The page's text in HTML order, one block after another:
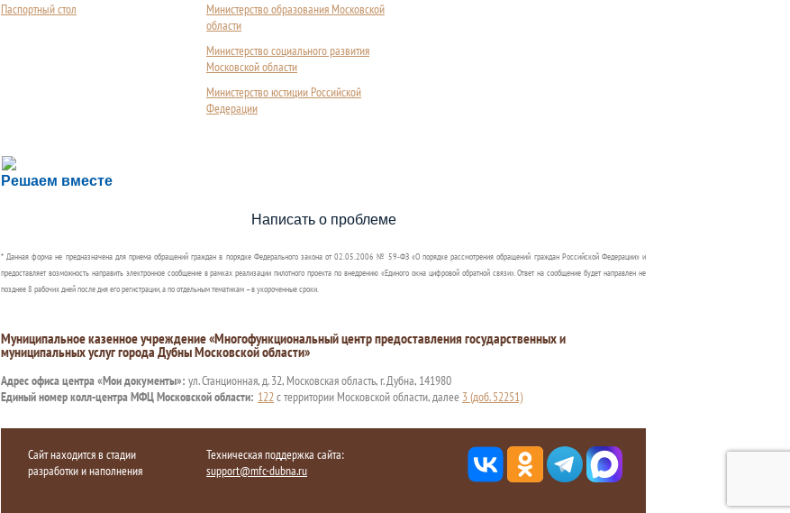
Паспортный стол
Министерство образования Московской
области
Министерство социального развития
Московской области
Министерство юстиции Российской
Федерации
Решаем вместе
Сложности с получением социальной выплаты или пособия?
Сообщите об этом
Написать о проблеме
* Данная форма не предназначена для приема обращений граждан в порядке Федерального закона от 02.05.2006 № 59-ФЗ «О порядке рассмотрения обращений граждан Российской Федерации» и
предоставляет возможность направить электронное сообщение в рамках реализации пилотного проекта по внедрению «Единого окна цифровой обратной связи». Ответ на сообщение будет направлен не
позднее 8 рабочих дней после дня его регистрации, а по отдельным тематикам – в укороченные сроки.
Муниципальное казенное учреждение «Многофункциональный центр предоставления государственных и
муниципальных услуг города Дубны Московской области»
Адрес офиса центра «Мои документы»: ул. Станционная, д. 32, Московская область, г. Дубна, 141980
Единый номер колл-центра МФЦ Московской области: 122с территории Московской области, далее 3 (доб. 52251)
Сайт находится в стадии
разработки и наполнения
Техническая поддержка сайта:
support@mfc-dubna.ru